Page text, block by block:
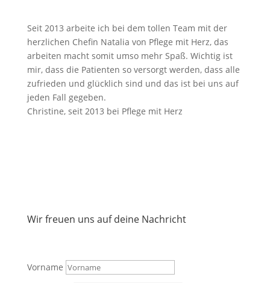
Seit 2013 arbeite ich bei dem tollen Team mit der
herzlichen Chefin Natalia von Pflege mit Herz, das
arbeiten macht somit umso mehr Spaß. Wichtig ist
mir, dass die Patienten so versorgt werden, dass alle
zufrieden und glücklich sind und das ist bei uns auf
jeden Fall gegeben.
Christine, seit 2013 bei Pflege mit Herz
Wir freuen uns auf deine Nachricht
Vorname